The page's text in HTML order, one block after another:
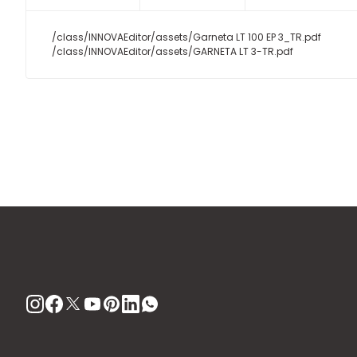
/class/INNOVAEditor/assets/Garneta LT 100 EP 3_TR.pdf
/class/INNOVAEditor/assets/GARNETA LT 3-TR.pdf
Ürün bilgilerinde hatalar bulunuyor.